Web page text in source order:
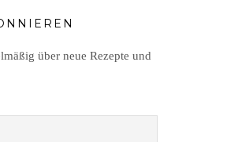
über neue Rezepte und